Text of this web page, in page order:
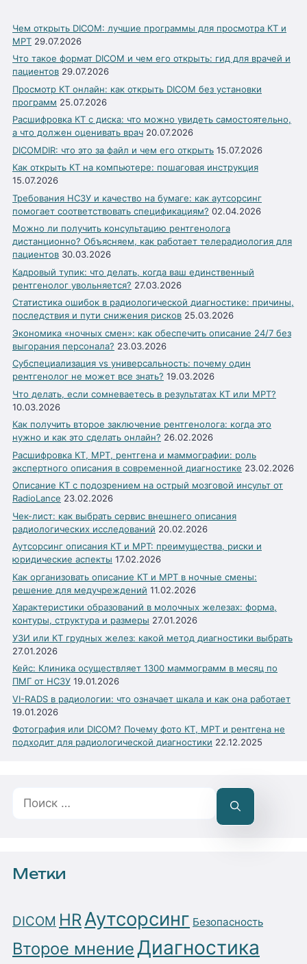
Чем открыть DICOM: лучшие программы для просмотра КТ и
МРТ 29.07.2026
Что такое формат DICOM и чем его открыть: гид для врачей и
пациентов 29.07.2026
Просмотр КТ онлайн: как открыть DICOM без установки
программ 25.07.2026
Расшифровка КТ с диска: что можно увидеть самостоятельно,
а что должен оценивать врач 20.07.2026
DICOMDIR: что это за файл и чем его открыть 15.07.2026
Как открыть КТ на компьютере: пошаговая инструкция
15.07.2026
Требования НСЗУ и качество на бумаге: как аутсорсинг
помогает соответствовать спецификациям? 02.04.2026
Можно ли получить консультацию рентгенолога
дистанционно? Объясняем, как работает телерадиология для
пациентов 30.03.2026
Кадровый тупик: что делать, когда ваш единственный
рентгенолог увольняется? 27.03.2026
Статистика ошибок в радиологической диагностике: причины,
последствия и пути снижения рисков 25.03.2026
Экономика «ночных смен»: как обеспечить описание 24/7 без
выгорания персонала? 23.03.2026
Субспециализация vs универсальность: почему один
рентгенолог не может все знать? 19.03.2026
Что делать, если сомневаетесь в результатах КТ или МРТ?
10.03.2026
Как получить второе заключение рентгенолога: когда это
нужно и как это сделать онлайн? 26.02.2026
Расшифровка КТ, МРТ, рентгена и маммографии: роль
экспертного описания в современной диагностике 23.02.2026
Описание КТ с подозрением на острый мозговой инсульт от
RadioLance 23.02.2026
Чек-лист: как выбрать сервис внешнего описания
радиологических исследований 20.02.2026
Аутсорсинг описания КТ и МРТ: преимущества, риски и
юридические аспекты 17.02.2026
Как организовать описание КТ и МРТ в ночные смены:
решение для медучреждений 11.02.2026
Характеристики образований в молочных железах: форма,
контуры, структура и размеры 27.01.2026
УЗИ или КТ грудных желез: какой метод диагностики выбрать
27.01.2026
Кейс: Клиника осуществляет 1300 маммограмм в месяц по
ПМГ от НСЗУ 19.01.2026
VI-RADS в радиологии: что означает шкала и как она работает
19.01.2026
Фотография или DICOM? Почему фото КТ, МРТ и рентгена не
подходит для радиологической диагностики 22.12.2025
Метки
DICOM HRАутсорсинг Безопасность
Второе мнениеДиагностика